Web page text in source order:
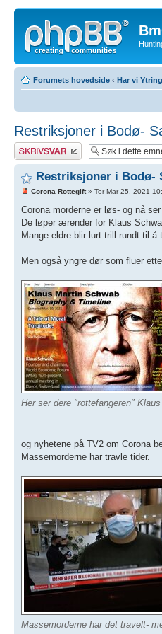
Forumets hovedside ‹ Har vi
Restriksjoner i Bodø-
Skriv et svar
Restriksjoner i Bodø-
Corona Rottegift» Tor Mar 25, 2021
Corona morderne er løs- og nå
De løper ærender for Klaus
Mange eldre blir lurt trill rundt til
Men også yngre dør som fluer
Her ser dere "rottefangeren" Klaus
og nyhetene på TV2 om Corona
Massemorderne har travle tider.
Massemorderne har det travelt-